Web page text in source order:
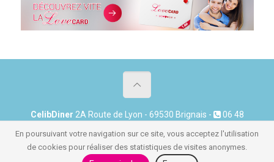
CelibDiner 2A Route de Lyon - 69530 Brignais -
06 48
@2015 CelibDiner -Newsletter Mentions légales
En poursuivant votre navigation sur ce site, vous acceptez l'utilisation
de cookies pour réaliser des statistiques de visites anonymes.